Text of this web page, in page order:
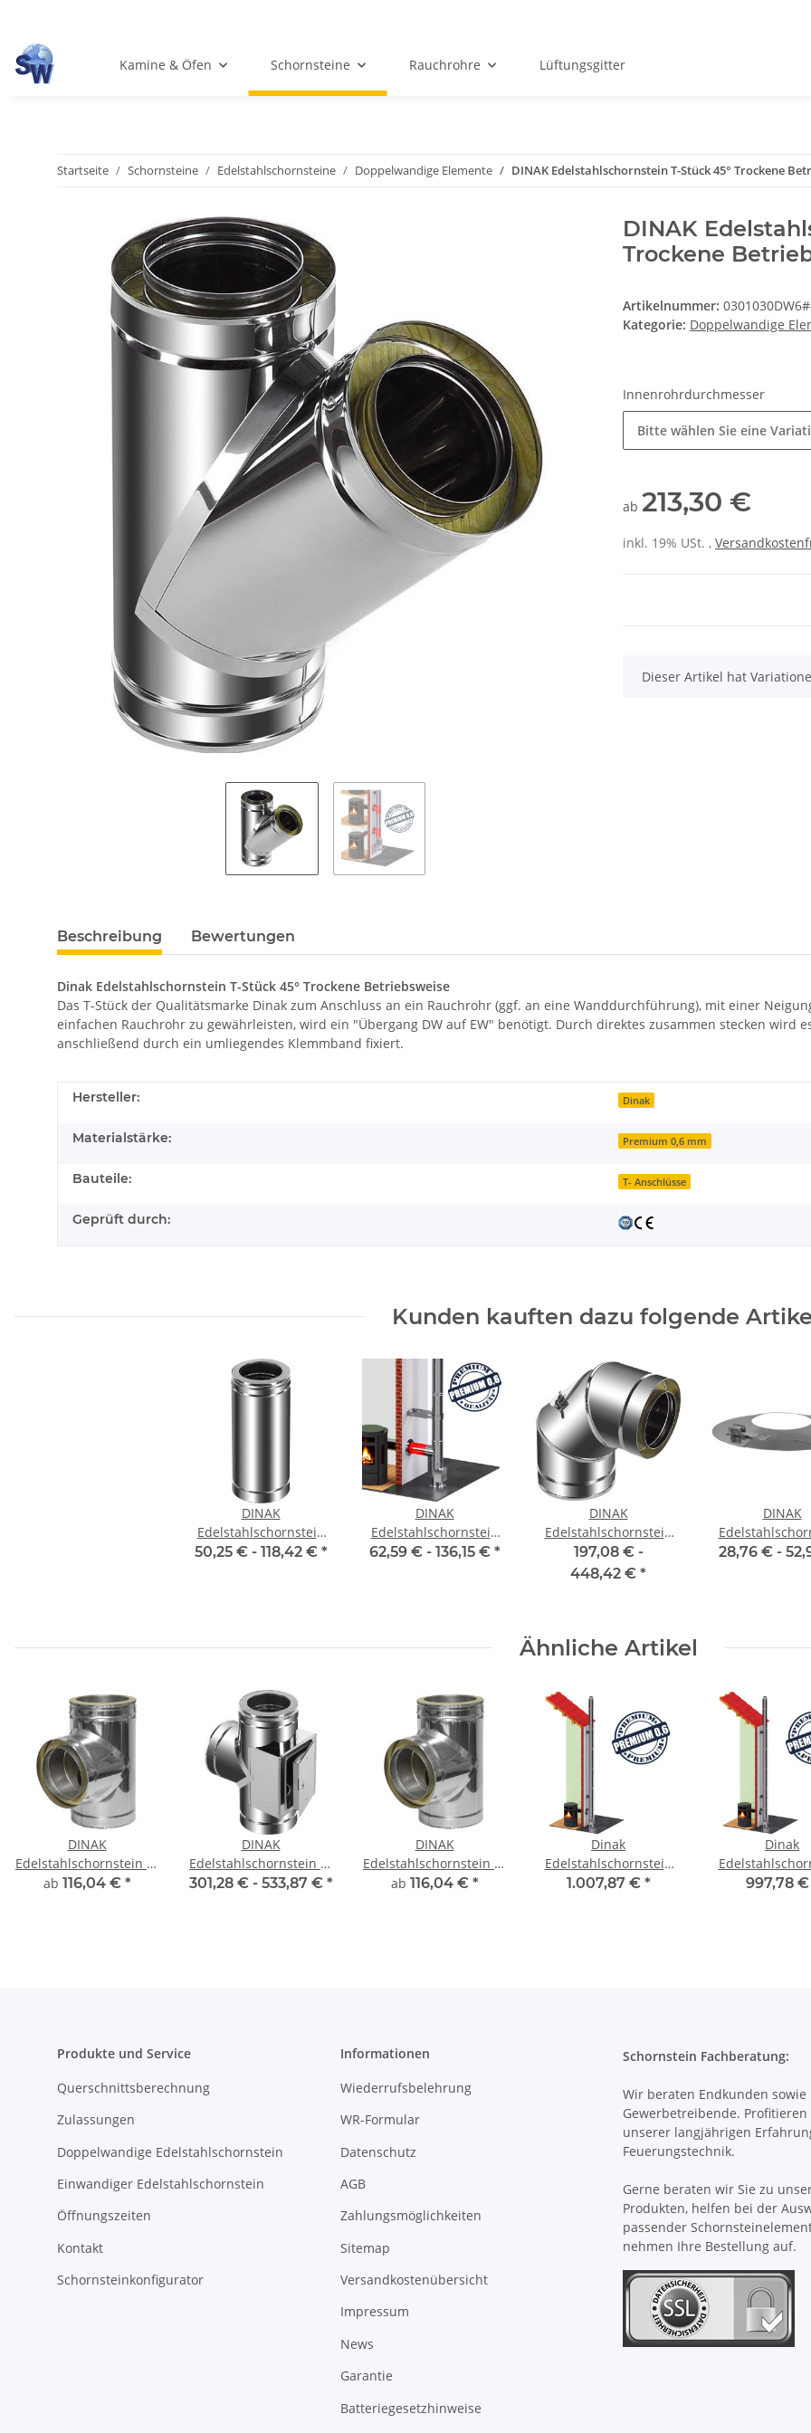
Kamine & Öfen Schornsteine Rauchrohre Lüftungsgitter
Startseite Schornsteine Edelstahlschornsteine Doppelwandige Elemente DINAK Edelstahlschornstein T-Stück 45° Trockene
DINAK
Trockene
Artikelnummer:
Kategorie: Doppelwandige
Innenrohrdurchmesser
Bitte wählen Sie eine
ab 213,30 €
inkl. 19% USt. ,
x
Dieser Artikel hat
Beschreibung Bewertungen
Dinak Edelstahlschornstein T-Stück 45° Trockene Betriebsweise
Das T-Stück der Qualitätsmarke Dinak zum Anschluss an ein Rauchrohr (ggf. an eine Wanddurchführung), mit einer
einfachen Rauchrohr zu gewährleisten, wird ein "Übergang DW auf EW" benötigt. Durch direktes zusammen stecken
anschließend durch ein umliegendes Klemmband fixiert.
Hersteller: Dinak
Materialstärke: Premium 0,6 mm
Bauteile: T- Anschlüsse
Geprüft durch:
Kunden kauften dazu folgende
DINAK
Edelstahlschornstein
Längenelement 270
50,25 € - 118,42 € *
DINAK
Edelstahlschornstein
Kürzbares
62,59 € - 136,15 € *
DINAK
Edelstahlschornstein
Inspektionswinkel 90°
DW
197,08 € -
448,42 € *
DINAK
Wandrosette
28,76 € -
Ähnliche Artikel
DINAK
Edelstahlschornstein T-
Stück 90° DW
ab 116,04 € *
DINAK
Edelstahlschornstein T-
Stück 90° mit
301,28 € - 533,87 € *
DINAK
Edelstahlschornstein T-
Stück 87° DW
ab 116,04 € *
Dinak
Edelstahlschornstein
Bausatz DW 160 4,2m
1.007,87 € *
Dinak
Bausatz DW
997,78 €
Produkte und Service
Querschnittsberechnung
Zulassungen
Doppelwandige Edelstahlschornstein
Einwandiger Edelstahlschornstein
Öffnungszeiten
Kontakt
Schornsteinkonfigurator
Informationen
Wiederrufsbelehrung
WR-Formular
Datenschutz
AGB
Zahlungsmöglichkeiten
Sitemap
Versandkostenübersicht
Impressum
News
Garantie
Batteriegesetzhinweise
Schornstein Fachberatung:
Wir beraten Endkunden sowie
Gewerbetreibende. Profitieren
unserer langjährigen
Feuerungstechnik.
Gerne beraten wir Sie zu
Produkten, helfen bei der
passender
nehmen Ihre Bestellung auf.